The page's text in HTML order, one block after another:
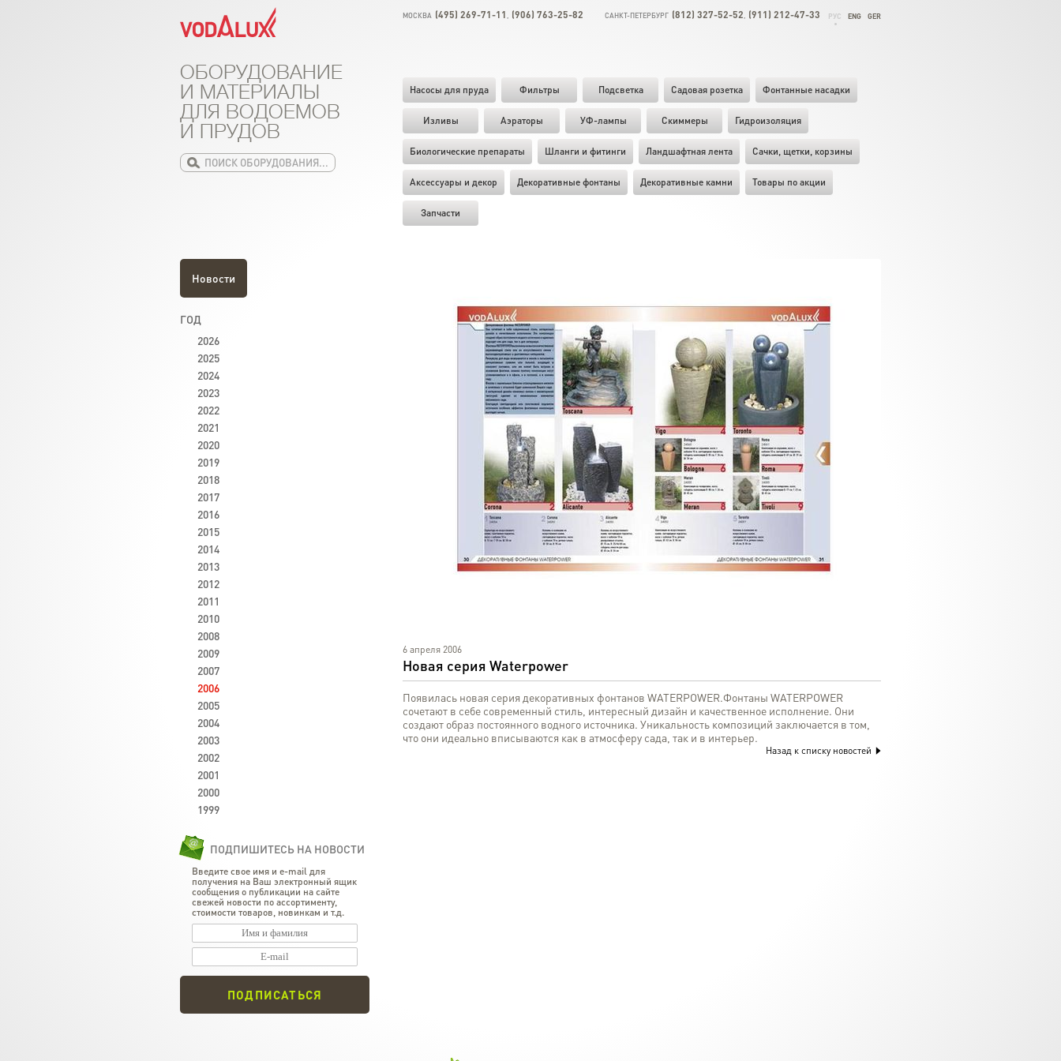
МОСКВА (495) 269-71-11 (906) 763-25-82 САНКТ-ПЕТЕРБУРГ (812) 327-52-52 (911) 212-47-33 РУС ENG GER
Насосы для пруда Фильтры Подсветка Садовая розетка Фонтанные насадки
Изливы Аэраторы УФ-лампы Скиммеры Гидроизоляция
Биологические препараты Шланги и фитинги Ландшафтная лента Cачки, щетки, корзины
Аксессуары и декор Декоративные фонтаны Декоративные камни Товары по акции
Запчасти
ОБОРУДОВАНИЕ
И МАТЕРИАЛЫ
ДЛЯ ВОДОЕМОВ
И ПРУДОВ
6 апреля 2006
Новая серия Waterpower
Появилась новая серия декоративных фонтанов WATERPOWER.Фонтаны WATERPOWER
сочетают в себе современный стиль, интересный дизайн и качественное исполнение. Они
создают образ постоянного водного источника. Уникальность композиций заключается в том,
что они идеально вписываются как в атмосферу сада, так и в интерьер.
Назад к списку новостей
Новости
ГОД
2026
2025
2024
2023
2022
2021
2020
2019
2018
2017
2016
2015
2014
2013
2012
2011
2010
2008
2009
2007
2006
2005
2004
2003
2002
2001
2000
1999
ПОДПИШИТЕСЬ НА НОВОСТИ
Введите свое имя и e-mail для
получения на Ваш электронный ящик
сообщения о публикации на сайте
свежей новости по ассортименту,
стоимости товаров, новинкам и т.д.
ПОДПИСАТЬСЯ